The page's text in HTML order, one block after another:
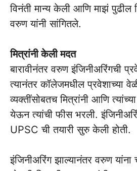
विनंती मान्य केली आणि माझं पुढील
वरुण यांनी सांगितले.
मित्रांनी केली मदत
बारावीनंतर वरुण इंजिनीअरिंगची
त्यानंतर कॉलेजमधील प्रवेशाच्या
व्यक्तींसोबतच मित्रांनी आणि
येऊन त्यांची फीस भरली.
UPSC ची तयारी सुरु केली होती.
इंजिनीअरिंग झाल्यानंतर वरुण यांना